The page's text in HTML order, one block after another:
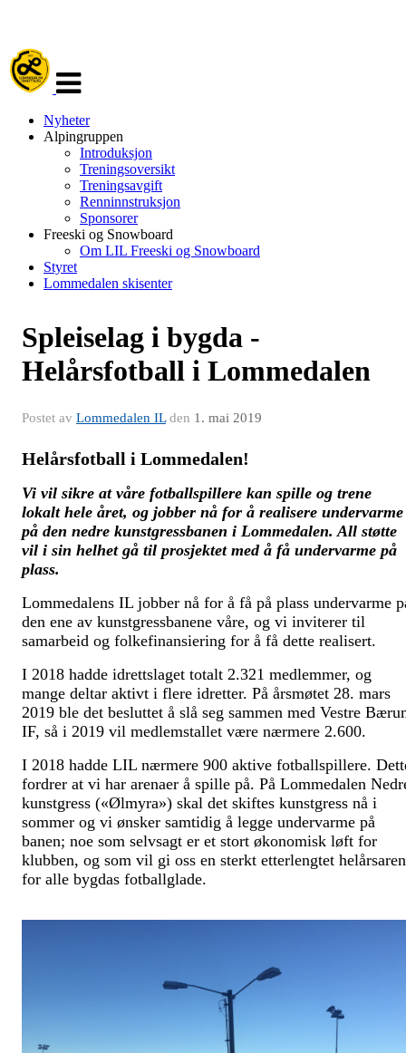
navigasjon
Nyheter
Alpingruppen
Introduksjon
Treningsoversikt
Treningsavgift
Renninnstruksjon
Sponsorer
Freeski og Snowboard
Om LIL Freeski og Snowboard
Styret
Lommedalen skisenter
Spleiselag i bygda -
Helårsfotball i Lommedalen
Postet av Lommedalen ILden 1. mai 2019
Helårsfotball i Lommedalen!
Vi vil sikre at våre fotballspillere kan spille og trene
lokalt hele året, og jobber nå for å realisere undervarme
på den nedre kunstgressbanen i Lommedalen. All støtte
vil i sin helhet gå til prosjektet med å få undervarme på
plass.
Lommedalens IL jobber nå for å få på plass undervarme
den ene av kunstgressbanene våre, og vi inviterer til
samarbeid og folkefinansiering for å få dette realisert.
I 2018 hadde idrettslaget totalt 2.321 medlemmer, og
mange deltar aktivt i flere idretter. På årsmøtet 28. mars
2019 ble det besluttet å slå seg sammen med Vestre
IF, så i 2019 vil medlemstallet være nærmere 2.600.
I 2018 hadde LIL nærmere 900 aktive fotballspillere.
fordrer at vi har arenaer å spille på. På Lommedalen
kunstgress («Ølmyra») skal det skiftes kunstgress nå i
sommer og vi ønsker samtidig å legge undervarme på
banen; noe som selvsagt er et stort økonomisk løft for
klubben, og som vil gi oss en sterkt etterlengtet
for alle bygdas fotballglade.